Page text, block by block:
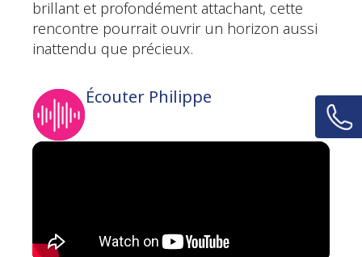
brillant et profondément attachant, cette
rencontre pourrait ouvrir un horizon aussi
inattendu que précieux.
Écouter Philippe